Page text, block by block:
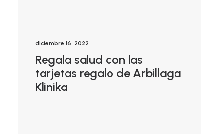
diciembre 16, 2022
Regala salud con las
tarjetas regalo de Arbillaga
Klinika